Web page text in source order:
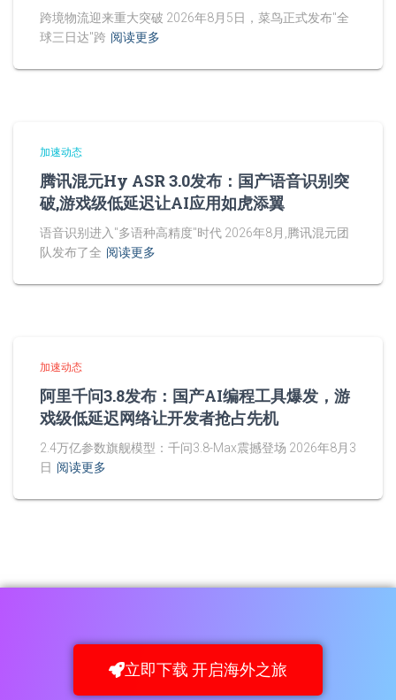
跨境物流迎来重大突破 2026年8月5日，菜鸟正式发布"全
球三日达"跨 阅读更多
加速动态
腾讯混元Hy ASR 3.0发布：国产语音识别突
破,游戏级低延迟让AI应用如虎添翼
语音识别进入"多语种高精度"时代 2026年8月,腾讯混元团
队发布了全 阅读更多
加速动态
阿里千问3.8发布：国产AI编程工具爆发，游
戏级低延迟网络让开发者抢占先机
2.4万亿参数旗舰模型：千问3.8-Max震撼登场 2026年8月3
日 阅读更多
立即下载 开启海外之旅